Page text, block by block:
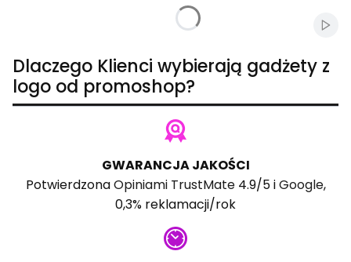
Dlaczego Klienci wybierają gadżety z
logo od promoshop?
GWARANCJA JAKOŚCI
PotwierdzonaOpiniami TrustMate4.9/5 iGoogle,
0,3% reklamacji/rok